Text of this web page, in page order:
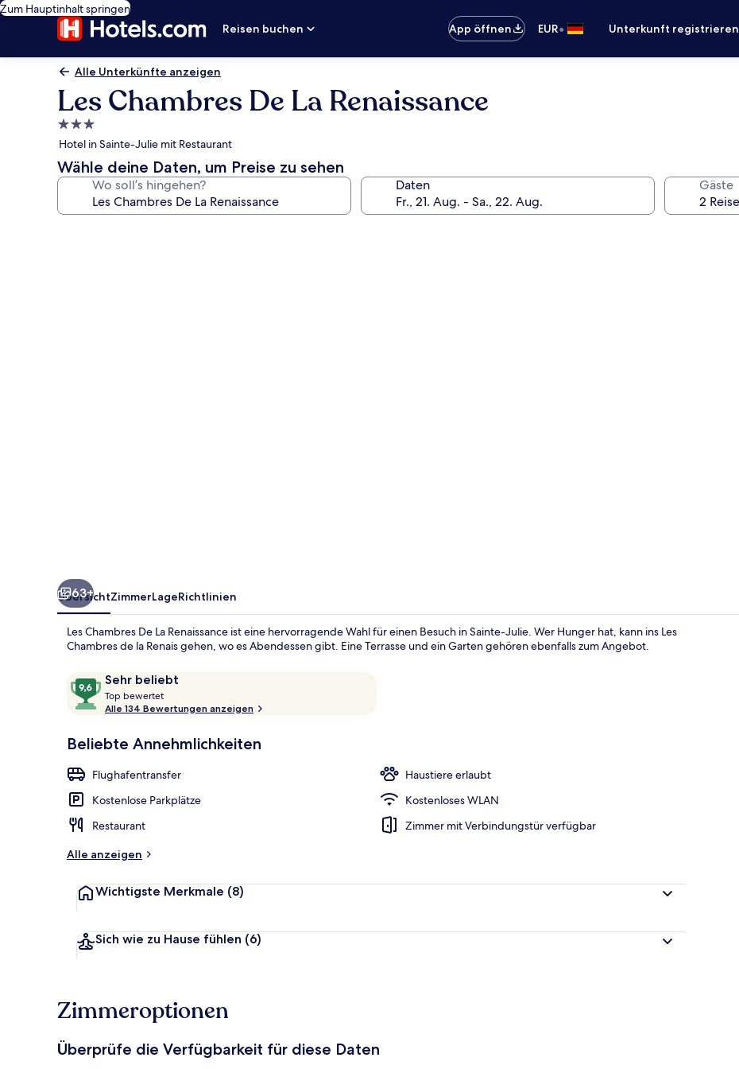
Zum Hauptinhalt springen
Reisen buchen
App öffnen EUR• Unterkunft registrieren
Alle Unterkünfte anzeigen
Les Chambres De La Renaissance
3.0-
Sterne-
Unterkunft
Hotel in Sainte-Julie mit Restaurant
Wähle deine Daten, um Preise zu sehen
Wo soll’s hingehen? Daten Gäste
63+
ÜbersichtZimmerLageRichtlinien
Les Chambres De La Renaissance ist eine hervorragende Wahl für einen Besuch in Sainte-Julie. Wer Hunger hat, kann ins Les
Chambres de la Renais gehen, wo es Abendessen gibt. Eine Terrasse und ein Garten gehören ebenfalls zum Angebot.
Bewertungen
Sehr beliebt
9,6
von
10,
beliebt
Top bewertet
o
b
w
e
r
Alle 134 Bewertungen anzeigen
Beliebte Annehmlichkeiten
Flughafentransfer
Haustiere erlaubt
Kostenlose Parkplätze
Kostenloses WLAN
Restaurant
Zimmer mit Verbindungstür verfügbar
Alle anzeigen
Wichtigste Merkmale (8)
Sich wie zu Hause fühlen (6)
Zimmeroptionen
Überprüfe die Verfügbarkeit für diese Daten